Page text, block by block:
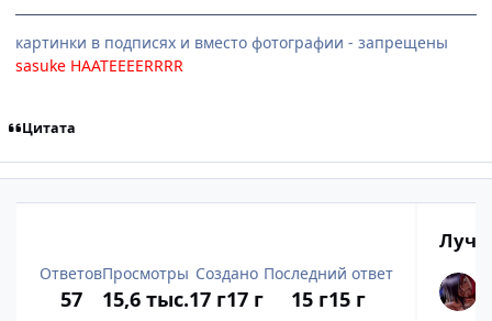
картинки в подписях и вместо фотографии - запрещены
sasuke HAATEEEERRRR
Цитата
Ответов
57
Просмотры
15,6 тыс.
Создано
17 г17 г
Последний ответ
15 г15 г